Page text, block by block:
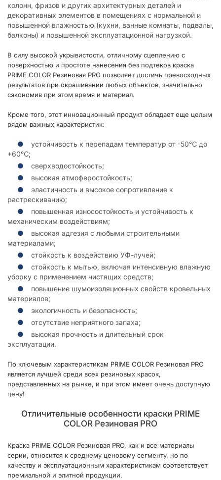
колонн, фризов и других архитектурных деталей и
декоративных элементов в помещениях с нормальной и
повышенной влажностью (кухни, ванные комнаты, подвалы,
балконы) и повышенной эксплуатационной нагрузкой.
В силу высокой укрывистости, отличному сцеплению с
поверхностью и простоте нанесения без подтеков краска
PRIME COLOR Резиновая PRO позволяет достичь превосходных
результатов при окрашивании любых объектов, значительно
сэкономив при этом время и материал.
Кроме того, этот инновационный продукт обладает еще целым
рядом важных характеристик:
устойчивость к перепадам температур от -50℃ до
+60℃;
сверхводостойкость;
высокая атмоферостойкость;
эластичность и высокое сопротивление к
растрескиванию;
повышенная износостойкость и устойчивость к
механическим воздействиям;
высокая адгезия с любыми строительными
материалами;
стойкость к воздействию УФ-лучей;
стойкость к мытью, включая интенсивную влажную
уборку с применением чистящих средств;
повышение шумоизоляционных свойств кровельных
материалов;
экологичность и безопасность;
отсутствие неприятного запаха;
высокая прочность и длительный срок
эксплуатации.
По ключевым характеристикам PRIME COLOR Резиновая PRO
является лучшей среди всех резиновых красок,
представленных на рынке, и при этом имеет очень доступную
цену!
Отличительные особенности краски PRIME
COLOR Резиновая PRO
Краска PRIME COLOR Резиновая PRO, как и все материалы
серии, относится к среднему ценовому сегменту, но по
качеству и эксплуатационным характеристикам соответствует
премиальной и элитной продукции.